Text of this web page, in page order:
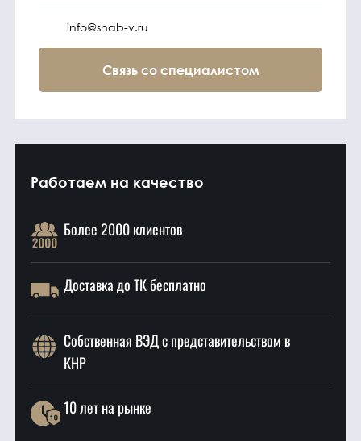
info@snab-v.ru
Связь со специалистом
Работаем на качество
Более 2000 клиентов
Доставка до ТК бесплатно
Собственная ВЭД с представительством в
КНР
10 лет на рынке